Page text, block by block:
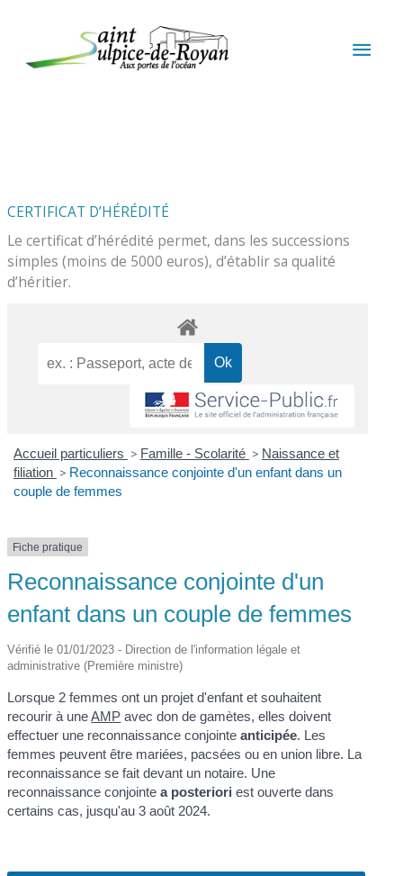
CERTIFICAT D’HÉRÉDITÉ
Le certificat d’hérédité permet, dans les successions
simples (moins de 5000 euros), d’établir sa qualité
d’héritier.
Accueil particuliers > Famille - Scolarité > Naissance et
filiation > Reconnaissance conjointe d'un enfant dans un
couple de femmes
Fiche pratique
Reconnaissance conjointe d'un
enfant dans un couple de femmes
Vérifié le 01/01/2023 - Direction de l'information légale et
administrative (Première ministre)
Lorsque 2 femmes ont un projet d'enfant et souhaitent
recourir à uneAMP avec don de gamètes, elles doivent
effectuer une reconnaissance conjointeanticipée. Les
femmes peuvent être mariées, pacsées ou en union libre. La
reconnaissance se fait devant un notaire. Une
reconnaissance conjointea posteriori est ouverte dans
certains cas, jusqu'au 3 août 2024.